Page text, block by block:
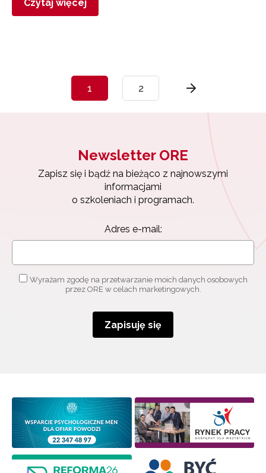
Czytaj więcej
1 2
Newsletter ORE
Zapisz się i bądź na bieżąco z najnowszymi
informacjami
o szkoleniach i programach.
Adres e-mail:
Wyrażam zgodę na przetwarzanie moich danych osobowych
przez ORE w celach marketingowych.
Zapisuję się